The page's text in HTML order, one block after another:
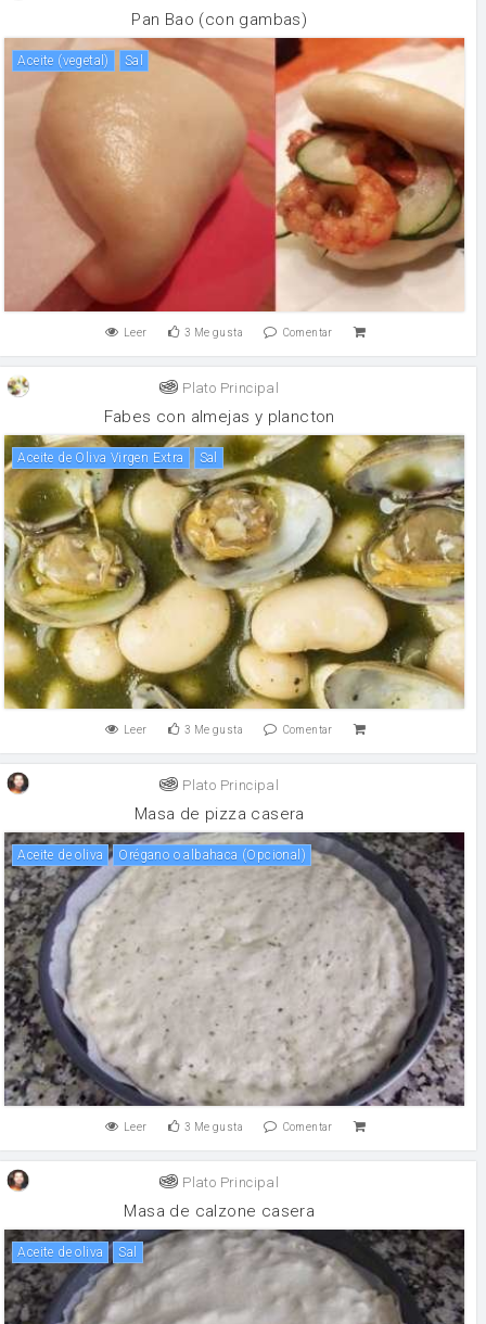
Pan Bao (con gambas)
aceite (vegetal) sal
Leer 3 Me gusta Comentar
Plato Principal
Fabes con almejas y plancton
Aceite de Oliva Virgen Extra sal
Leer 3 Me gusta Comentar
Plato Principal
Masa de pizza casera
aceite de oliva Orégano o albahaca (Opcional)
Leer 3 Me gusta Comentar
Plato Principal
Masa de calzone casera
aceite de oliva sal